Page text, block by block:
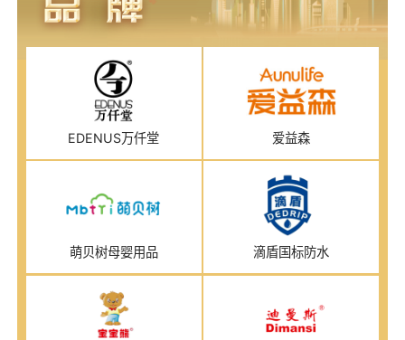
EDENUS万仟堂 爱益森
萌贝树母婴用品 滴盾国标防水